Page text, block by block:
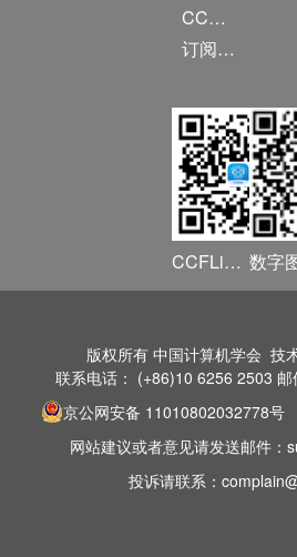
CCF DL Focus
订阅《计算》
CCFLink APP
版权所有 中国计算机学会 技
联系电话： (+86)10 6256 2503
京公网安备 11010802032778号
网站建议或者意见请发送邮件：
投诉请联系：